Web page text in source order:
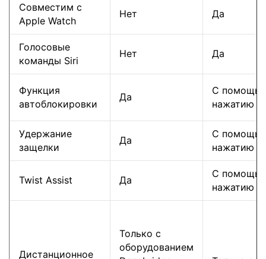
Совместим с
Apple Watch
Нет Да
Голосовые
команды Siri
Нет Да
Функция
автоблокировки
Да
С
нажатию
Удержание
защелки
Да
С
нажатию
Twist Assist Да
С
нажатию
Дистанционное
Только с
оборудованием